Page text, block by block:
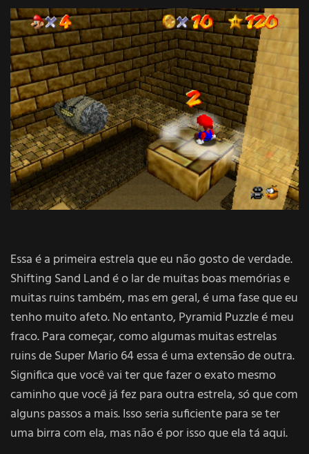
Essa é a primeira estrela que eu não gosto de verdade.
Shifting Sand Land é o lar de muitas boas memórias e
muitas ruins também, mas em geral, é uma fase que eu
tenho muito afeto. No entanto, Pyramid Puzzle é meu
fraco. Para começar, como algumas muitas estrelas
ruins de Super Mario 64 essa é uma extensão de outra.
Significa que você vai ter que fazer o exato mesmo
caminho que você já fez para outra estrela, só que com
alguns passos a mais. Isso seria suficiente para se ter
uma birra com ela, mas não é por isso que ela tá aqui.